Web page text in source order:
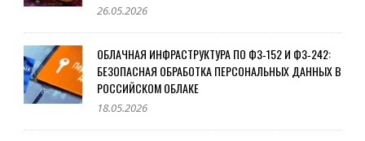
26.05.2026
ОБЛАЧНАЯ ИНФРАСТРУКТУРА ПО ФЗ‑152 И ФЗ‑242:
БЕЗОПАСНАЯ ОБРАБОТКА ПЕРСОНАЛЬНЫХ ДАННЫХ В
РОССИЙСКОМ ОБЛАКЕ
18.05.2026